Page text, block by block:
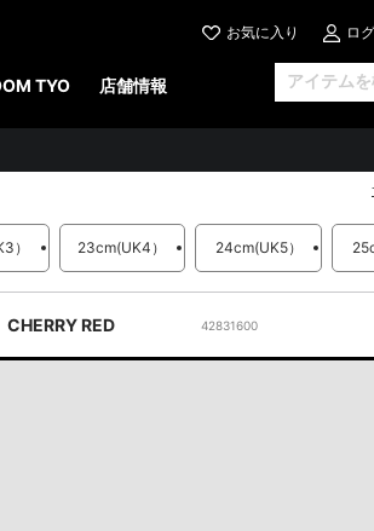
お気に入り ロ
TYO 店舗情報
込） 15,840 円
） 23cm(UK4） 24cm(UK5）
CHERRY RED 42831600